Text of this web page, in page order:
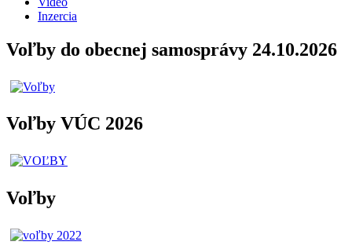
Inzercia
Voľby do obecnej samosprávy 24.10.2026
Voľby VÚC 2026
Voľby